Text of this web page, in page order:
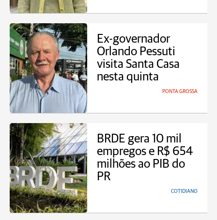
Ex-governador
Orlando Pessuti
visita Santa Casa
nesta quinta
PONTA GROSSA
BRDE gera 10 mil
empregos e R$ 654
milhões ao PIB do
PR
COTIDIANO